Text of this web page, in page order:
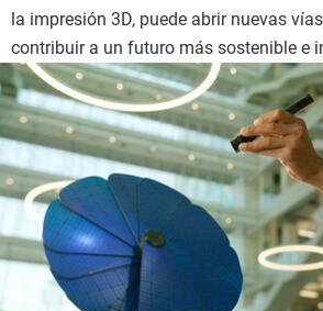
la impresión 3D, puede abrir nuevas
contribuir a un futuro más sostenible e